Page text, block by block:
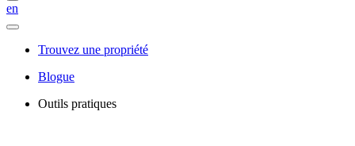
en
Trouvez une propriété
Blogue
Outils pratiques